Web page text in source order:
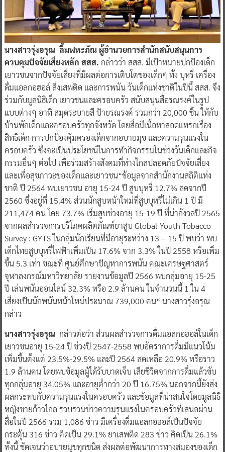
นางสาวรุ่งอรุณ ลิ้มฬหะภัณ ผู้อำนวยการสำนักสนับสนุนการ
ควบคุมปัจจัยเสี่ยงหลัก สสส. กล่าวว่า สสส. มีเป้าหมายปกป้องเด็ก
เยาวชนจากปัจจัยเสี่ยงที่มีผลต่อการเติบโตของเด็กๆ ทั้ง บุหรี่ เครื่อง
ดื่มแอลกอฮอล์ สิ่งเสพติด และการพนัน วันเด็กแห่งชาติในปีนี้ สสส. จึง
ร่วมกับมูลนิธิเด็ก เยาวชนและครอบครัว สนับสนุนสื่อรณรงค์ในรูป
แบบต่างๆ อาทิ สมุดระบายสี ป้ายรณรงค์ รวมกว่า 20,000 ชิ้น ให้กับ
บ้านพักเด็กและครอบครัวทุกจังหวัด โดยสื่อมีเนื้อหาสอดแทรกเรื่อง
สิทธิเด็ก การปกป้องคุ้มครองเด็กจากอบายมุข และความรุนแรงใน
ครอบครัว ซึ่งจะเป็นประโยชน์ในการทำกิจกรรมในช่วงวันเด็กและกิจ
กรรมอื่นๆ ต่อไป เพื่อร่วมสร้างสังคมที่ห่างไกลปลอดภัยปัจจัยเสี่ยง
และเพื่อสุขภาวะของเด็กและเยาวชน“ข้อมูลจากสำนักงานสถิติแห่ง
ชาติ ปี 2564 พบเยาวชน อายุ 15-24 ปี สูบบุหรี่ 12.7% ลดจากปี
2560 ซึ่งอยู่ที่ 15.4% ส่วนนักสูบหน้าใหม่ที่สูบบุหรี่ไม่เกิน 1 ปี มี
211,474 คน โดย 73.7% เริ่มสูบช่วงอายุ 15-19 ปี ที่น่ากังวลปี 2565
จากผลสำรวจการบริโภคผลิตภัณฑ์ยาสูบ Global Youth Tobacco
Survey : GYTS ในกลุ่มนักเรียนที่มีอายุระหว่าง 13 – 15 ปี พบว่า พบ
เด็กไทยสูบบุหรี่ไฟฟ้าเพิ่มเป็น 17.6% จาก 3.3% ในปี 2558 หรือเพิ่ม
ขึ้น 5.3 เท่า ขณะที่ ศูนย์ศึกษาปัญหาการพนัน คณะเศรษฐศาสตร์
จุฬาลงกรณ์มหาวิทยาลัย รายงานข้อมูลปี 2566 พบกลุ่มอายุ 15-25
ปี เล่นพนันออนไลน์ 32.3% หรือ 2.9 ล้านคน ในจำนวนนี้ 1 ใน 4
เสี่ยงเป็นนักพนันหน้าใหม่ประมาณ 739,000 คน“ นางสาวรุ่งอรุณ
กล่าว
นางสาวรุ่งอรุณ กล่าวต่อว่า ส่วนผลสำรวจการดื่มแอลกอฮอล์ในเด็ก
เยาวชนอายุ 15-24 ปี ช่วงปี 2547-2558 พบอัตราการดื่มมีแนวโน้ม
เพิ่มขึ้นตั้งแต่ 23.5%-29.5% และปี 2564 ลดเหลือ 20.9% หรือราว
1.9 ล้านคน โดยพบข้อมูลผู้ได้รับบาดเจ็บ เสียชีวิตจากการดื่มแล้วขับ
ทุกกลุ่มอายุ 34.05% และอายุต่ำกว่า 20 ปี 16.75% นอกจากนี้ยังส่ง
ผลกระทบกับความรุนแรงในครอบครัว และข้อมูลที่น่าสนใจโดยมูลนิธิ
หญิงชายก้าวไกล รวบรวมข่าวความรุนแรงในครอบครัวที่เสนอผ่าน
สื่อในปี 2566 รวม 1,086 ข่าว มีเครื่องดื่มแอลกอฮอล์เป็นปัจจัย
กระตุ้น 316 ข่าว คิดเป็น 29.1% ยาเสพติด 283 ข่าว คิดเป็น 26.1%
ทั้งนี้ ชัดเจนว่าอบายมุขทุกชนิด ส่งผลต่อพัฒนาการทางสมองของเด็ก